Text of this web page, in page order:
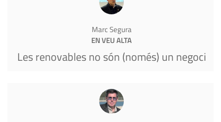
Marc Segura
EN VEU ALTA
Les renovables no són (només) un negoci